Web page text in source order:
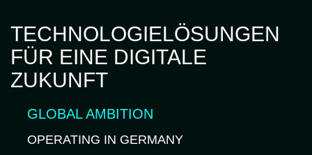
TECHNOLOGIELÖSUNGEN
FÜR EINE DIGITALE
ZUKUNFT
icon
icon-
GLOBAL AMBITION
OPERATING IN GERMANY